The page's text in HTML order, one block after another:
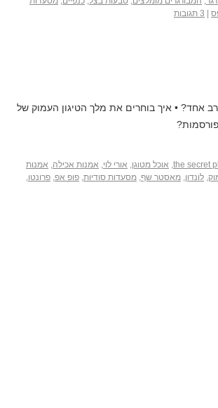
3 תגובות
אחד? • איך בוחרים את מלך הטיגון העמוק של
the secret
, אוכל מטוגן, אורי לוי, אמנות אכילה, אמנות
, לונדון, מאסטר שף, מסעדות סודיות, פופ אפ, פרונטו,